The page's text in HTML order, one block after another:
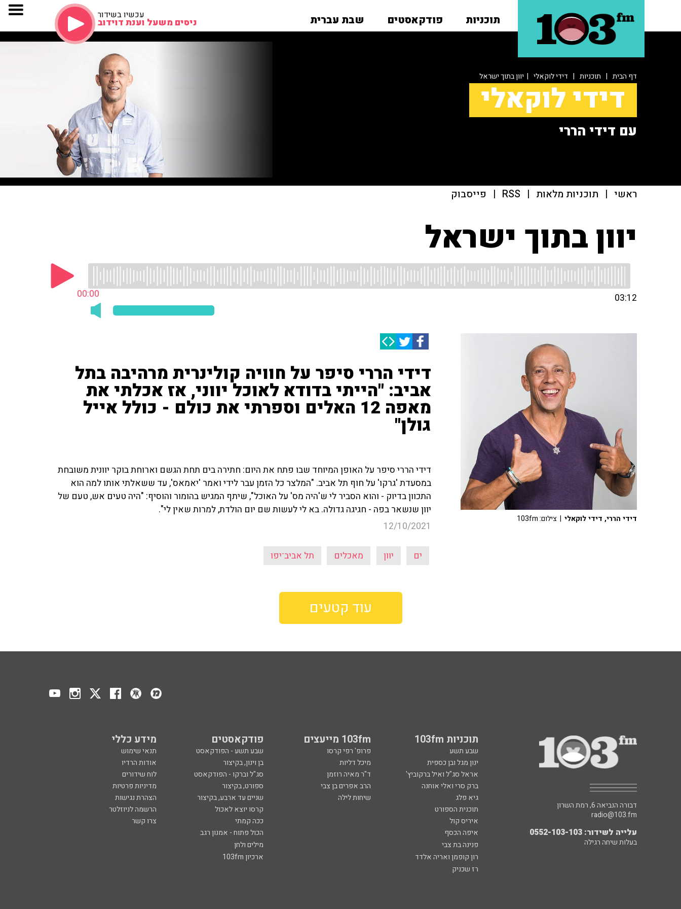
תוכניות פודקאסטים שבת עברית עכשיו בשידור
ניסים משעל וענת דוידוב
דף הבית | תוכניות | דידי לוקאלי | יוון בתוך ישראל
דידי לוקאלי
עם דידי הררי
ראשי | תוכניות מלאות |
RSS
| פייסבוק
יוון בתוך ישראל
00:00 03:12
דידי הררי סיפר על חוויה קולינרית מרהיבה בתל
אביב: "הייתי בדודא לאוכל יווני, אז אכלתי את
מאפה 12 האלים וספרתי את כולם - כולל אייל
גולן"
דידי הררי סיפר על האופן המיוחד שבו פתח את היום: חתירה בים תחת הגשם וארוחת בוקר יוונית משובחת
במסעדת 'גרקו' על חוף תל אביב. "המלצר כל הזמן עבר לידי ואמר 'יאמאס', עד ששאלתי אותו למה הוא
התכוון בדיוק - והוא הסביר לי ש'היה מס' על האוכל", שיתף המגיש בהומור והוסיף: "היה טעים אש, טעם של
יוון שנשאר בפה - חגיגה גדולה. בא לי לעשות שם יום הולדת, למרות שאין לי".
12/10/2021
ים יוון מאכלים תל אביב־יפו
דידי הררי, דידי לוקאלי | צילום: 103fm
עוד קטעים
תוכניות 103fm 103fm מייעצים פודקאסטים מידע כללי
שבע תשע פרופ' רפי קרסו שבע תשע - הפודקאסט
תנאי שימוש
ינון מגל ובן כספית
מיכל דליות בן וינון, בקיצור
אודות הרדיו
אראל סג"ל ואיל ברקוביץ'
ד"ר מאיה רוזמן סג"ל וברקו - הפודקאסט
לוח שידורים
ברק סרי ואלי אוחנה
הרב אפרים בן צבי ספורט, בקיצור
מדיניות פרטיות
גיא פלג
שיחות לילה שניים עד ארבע, בקיצור
הצהרת נגישות
תוכנית הספורט
קרסו יוצא לאכול
הרשמה לניוזלטר
איריס קול
ככה קמתי
צרו קשר
איפה הכסף
הכול פתוח - אמנון רגב
פנינה בת צבי
מילים ולחן
רון קופמן ואריה אלדד
ארכיון 103fm
רז שכניק
דבורה הנביאה 6, רמת השרון
radio@103.fm
עלייה לשידור: 0552-103-103
בעלות שיחה רגילה